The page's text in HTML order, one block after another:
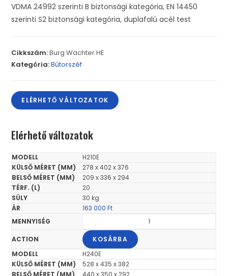
VDMA 24992 szerinti B biztonsági kategória, EN 14450
szerinti S2 biztonsági kategória, duplafalú acél test
Cikkszám:Burg Wachter HE
Kategória:Bútorszéf
ELÉRHETŐ VÁLTOZATOK
Elérhető változatok
H210E
278 x 402 x 376
209 x 336 x 294
20
30 kg
163 000Ft
KOSÁRBA
H240E
528 x 435 x 382
440 x 350 x 292